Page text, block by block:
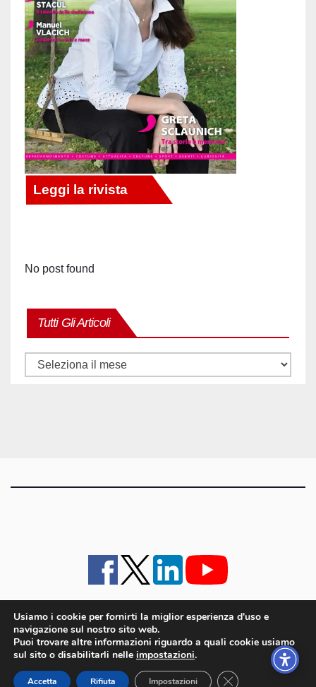
No post found
Tutti Gli Articoli
Tutti
iMagazine · contatti e staff · lavora con noi
Cookie policy UE
iMagazine è un marchio di proprietà di Goliardica Editrice redazione in via Aquileia 64a,
Bagnaria Arsa (UD) - P.iva 00559050315
Usiamo i cookie per fornirti la miglior esperienza d'uso e
navigazione sul nostro sito web.
Puoi trovare altre informazioni riguardo a quali cookie usiamo
sul sito o disabilitarli nelle impostazioni.
Accetta Rifiuta Impostazioni Close GDPR